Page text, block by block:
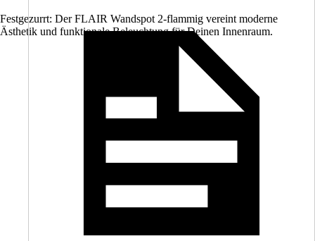
Festgezurrt: Der FLAIR Wandspot 2-flammig vereint moderne
Ästhetik und funktionale Beleuchtung für Deinen Innenraum.